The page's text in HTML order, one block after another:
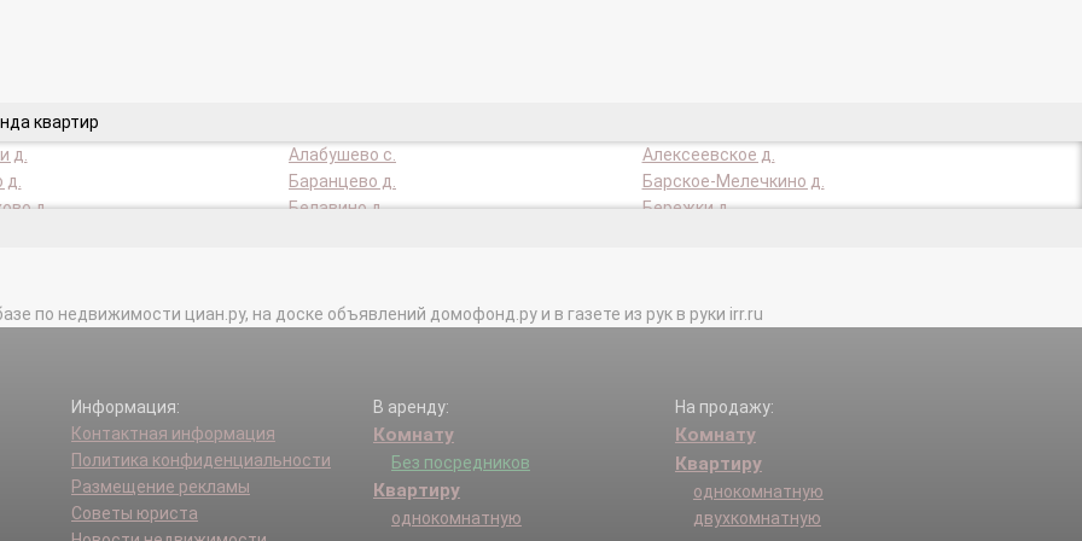
квартир
д. Алабушево с.
Алексеевское д.
Баранцево д.
Барское-Мелечкино д.
д. Белавино д.
Бережки д.
д. Вертлино д.
Верхнеклязьминского лесничества п.
дома отдыха Владимира Ильича п.
Дубинино д.
д. Дулепово д.
Дурыкино д.
Ермолино д.
Есипово д.
Жилино д.
Загорье д.
по недвижимости циан.ру, на доске объявлений домофонд.ру и в газете из рук в руки irr.ru
Информация:
Контактная информация
Политика конфиденциальности
Размещение рекламы
Советы юриста
В аренду:
Комнату
Без посредников
Квартиру
однокомнатную
На продажу:
Комнату
Квартиру
однокомнатную
двухкомнатную